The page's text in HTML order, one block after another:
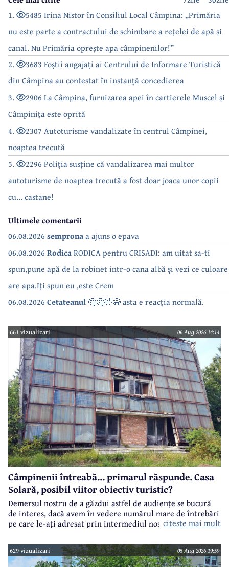
1.
5485 Irina Nistor în Consiliul Local Câmpina: „Primăria
nu este parte a contractului de schimbare a rețelei de apă și
canal. Nu Primăria oprește apa câmpinenilor!”
2.
3683 Foștii angajați ai Centrului de Informare Turistică
din Câmpina au contestat în instanță concedierea
3.
2906 La Câmpina, furnizarea apei în cartierele Muscel și
Câmpinița este oprită
4.
2307 Autoturisme vandalizate în centrul Câmpinei,
noaptea trecută
5.
2296 Poliția susține că vandalizarea mai multor
autoturisme de noaptea trecută a fost doar joaca unor copii
cu... castane!
Ultimele comentarii
06.08.2026 sempronaa ajuns o epava
06.08.2026 RodicaRODICA pentru CRISADI: am uitat sa-ti
spun,pune apă de la robinet intr-o cana albă și vezi ce culoare
are apa.Iți spun eu ,este Crem
06.08.2026 Cetateanul 🤔🤔🤣😂 asta e reacția normală.
661 vizualizari 06 Aug 2026 14:14
Câmpinenii întreabă... primarul răspunde. Casa
Solară, posibil viitor obiectiv turistic?
Demersul nostru de a găzdui astfel de audiențe se bucură
de interes, dacă avem în vedere numărul mare de întrebări
pe care le-ați adresat prin intermediul nostru primarului
citeste mai mult
629 vizualizari 05 Aug 2026 19:59